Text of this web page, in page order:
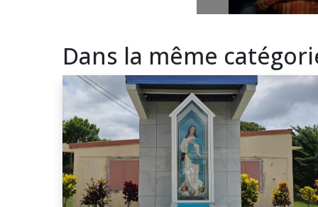
Dans la même